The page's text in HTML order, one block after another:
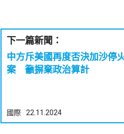
下一篇新聞：
中方斥美國再度否決加沙停
案 籲摒棄政治算計
國際 22.11.2024